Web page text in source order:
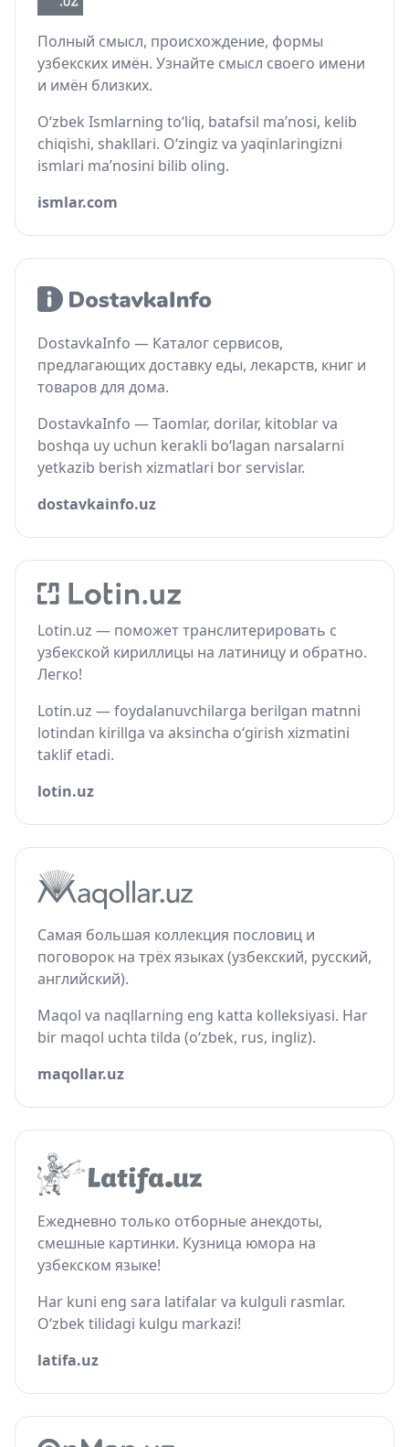
Полный смысл, происхождение, формы
узбекских имён. Узнайте смысл своего имени
и имён близких.
O‘zbek Ismlarning to‘liq, batafsil ma’nosi, kelib
chiqishi, shakllari. O‘zingiz va yaqinlaringizni
ismlari ma’nosini bilib oling.
ismlar.com
DostavkaInfo — Каталог сервисов,
предлагающих доставку еды, лекарств, книг и
товаров для дома.
DostavkaInfo — Taomlar, dorilar, kitoblar va
boshqa uy uchun kerakli bo‘lagan narsalarni
yetkazib berish xizmatlari bor servislar.
dostavkainfo.uz
Lotin.uz — поможет транслитерировать с
узбекской кириллицы на латиницу и обратно.
Легко!
Lotin.uz — foydalanuvchilarga berilgan matnni
lotindan kirillga va aksincha o‘girish xizmatini
taklif etadi.
lotin.uz
Самая большая коллекция пословиц и
поговорок на трёх языках (узбекский, русский,
английский).
Maqol va naqllarning eng katta kolleksiyasi. Har
bir maqol uchta tilda (o‘zbek, rus, ingliz).
maqollar.uz
Ежедневно только отборные анекдоты,
смешные картинки. Кузница юмора на
узбекском языке!
Har kuni eng sara latifalar va kulguli rasmlar.
O‘zbek tilidagi kulgu markazi!
latifa.uz